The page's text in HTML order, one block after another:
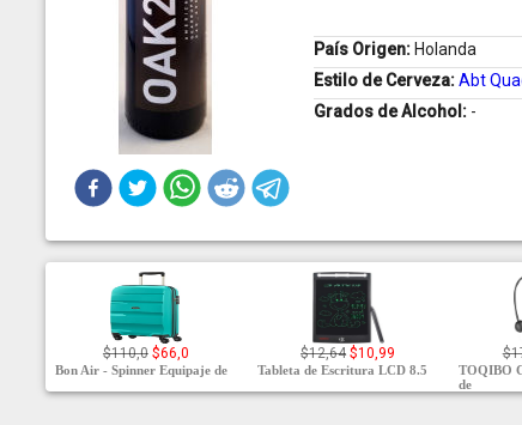
País Origen: Holanda
Estilo de Cerveza:Abt
Grados de Alcohol: -
$110,0 $66,0
Bon Air - Spinner Equipaje de
$12,64 $10,99
Tableta de Escritura LCD 8.5
TOQIBO
de